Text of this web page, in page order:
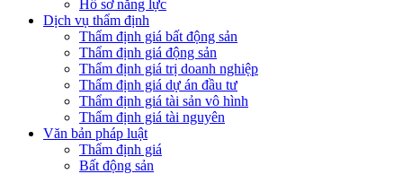
Hồ sơ năng lực
Dịch vụ thẩm định
Thẩm định giá bất động sản
Thẩm định giá động sản
Thẩm định giá trị doanh nghiệp
Thẩm định giá dự án đầu tư
Thẩm định giá tài sản vô hình
Thẩm định giá tài nguyên
Văn bản pháp luật
Thẩm định giá
Bất động sản